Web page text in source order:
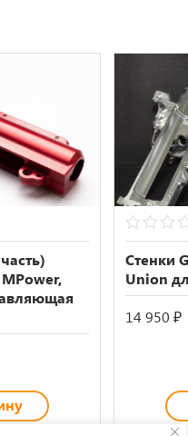
0
out
of
5
Стенки
Union
14 950 ₽